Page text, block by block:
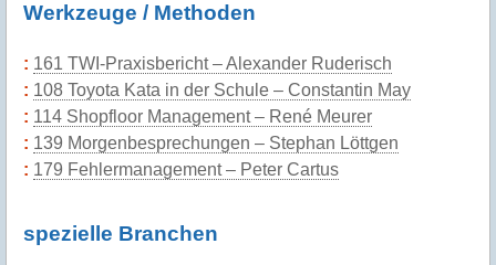
Werkzeuge / Methoden
161 TWI-Praxisbericht – Alexander Ruderisch
108 Toyota Kata in der Schule – Constantin May
114 Shopfloor Management – René Meurer
139 Morgenbesprechungen – Stephan Löttgen
179 Fehlermanagement – Peter Cartus
spezielle Branchen